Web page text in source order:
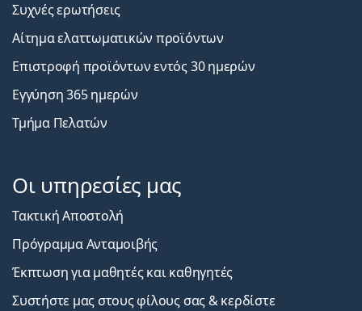
Συχνές ερωτήσεις
Αίτημα ελαττωματικών προϊόντων
Επιστροφή προϊόντων εντός 30 ημερών
Εγγύηση 365 ημερών
Τμήμα Πελατών
Οι υπηρεσίες μας
Τακτική Αποστολή
Πρόγραμμα Ανταμοιβής
Έκπτωση για μαθητές και καθηγητές
Συστήστε μας στους φίλους σας & κερδίστε